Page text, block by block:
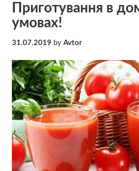
Приготування в
умовах!
31.07.2019 by Avtor